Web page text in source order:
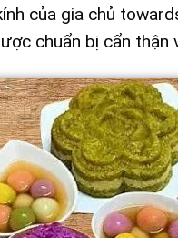
của gia chủ
chuẩn bị cẩn thận